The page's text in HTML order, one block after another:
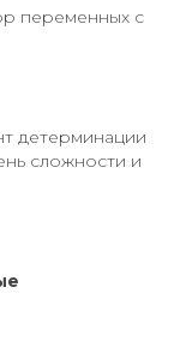
переменных с
детерминации
сложности и